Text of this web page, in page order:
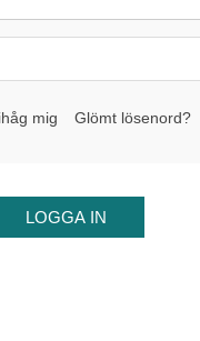
mig Glömt lösenord?